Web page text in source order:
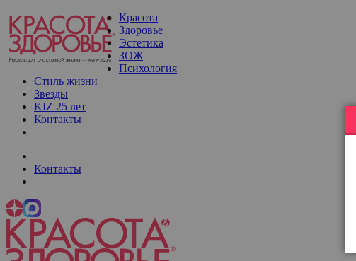
Красота
Здоровье
Эстетика
ЗОЖ
Психология
Стиль жизни
Звезды
KIZ 25 лет
Контакты
Контакты